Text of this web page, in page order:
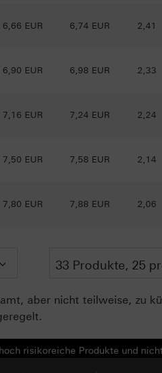
6,66 EUR 6,74 EUR 2,41
6,90 EUR 6,98 EUR 2,33
7,16 EUR 7,24 EUR 2,24
7,50 EUR 7,58 EUR 2,14
7,80 EUR 7,88 EUR 2,06
aber nicht teilweise, zu
risikoreiche Produkte und